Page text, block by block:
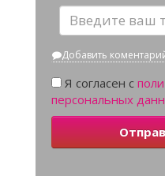
Добавить
Я согласен с
персональных